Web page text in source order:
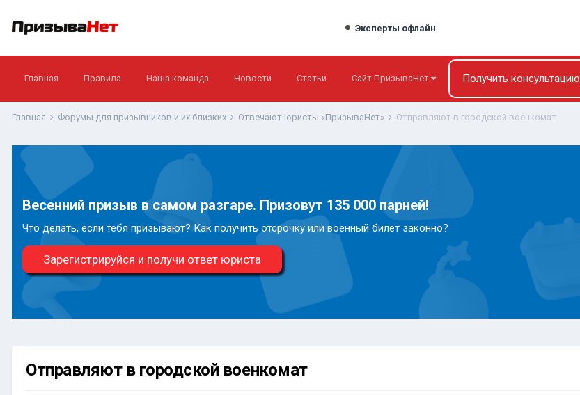
Эксперты офлайн
Главная Правила Наша команда Новости Статьи Сайт ПризываНет Получить консультацию
Главная Форумы для призывников и их близких Отвечают юристы «ПризываНет» Отправляют в городской военкомат
Весенний призыв в самом разгаре. Призовут 135 000 парней!
Что делать, если тебя призывают? Как получить отсрочку или военный билет законно?
Зарегистрируйся и получи ответ юриста
Отправляют в городской военкомат